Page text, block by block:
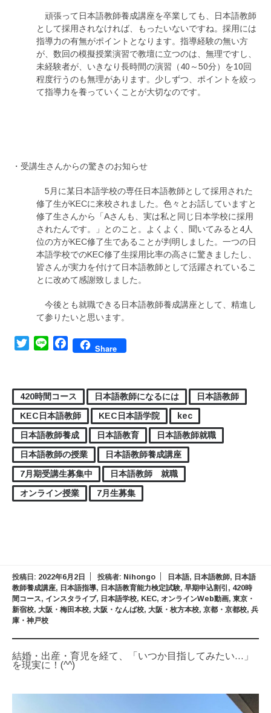
頑張って日本語教師養成講座を卒業しても、日本語教師
として採用されなければ、もったいないですね。採用には
指導力の有無がポイントとなります。指導経験の無い方
が、数回の模擬授業演習で教壇に立つのは、無理ですし、
未経験者が、いきなり長時間の演習（40～50分）を10回
程度行うのも無理があります。少しずつ、ポイントを絞っ
て指導力を養っていくことが大切なのです。
・受講生さんからの驚きのお知らせ
5月に某日本語学校の専任日本語教師として採用された
修了生がKECに来校されました。色々とお話していますと
修了生さんから「Aさんも、実は私と同じ日本学校に採用
されたんです。」とのこと。よくよく、聞いてみると4人
位の方がKEC修了生であることが判明しました。一つの日
本語学校でのKEC修了生採用比率の高さに驚きましたし、
皆さんが実力を付けて日本語教師として活躍されているこ
とに改めて感謝致しました。
今後とも就職できる日本語教師養成講座として、精進し
て参りたいと思います。
TwitterLine FacebookShare
420時間コース 日本語教師になるには
日本語教師
KEC日本語教師
KEC日本語学院
kec
日本語教師養成
日本語教育
日本語教師就職
日本語教師の授業
日本語教師養成講座
7月期受講生募集中
日本語教師 就職
オンライン授業
7月生募集
投稿日: 2022年6月2日 投稿者: Nihongo 日本語, 日本語教師, 日本語
教師養成講座, 日本語指導, 日本語教育能力検定試験, 早期申込割引 , 420時
間コース, インスタライブ, 日本語学校, KEC, オンラインWeb動画, 東京・
新宿校, 大阪・梅田本校, 大阪・なんば校, 大阪・枚方本校, 京都・京都校, 兵
庫・神戸校
結婚・出産・育児を経て、「いつか目指してみたい…」
を現実に！(^^)